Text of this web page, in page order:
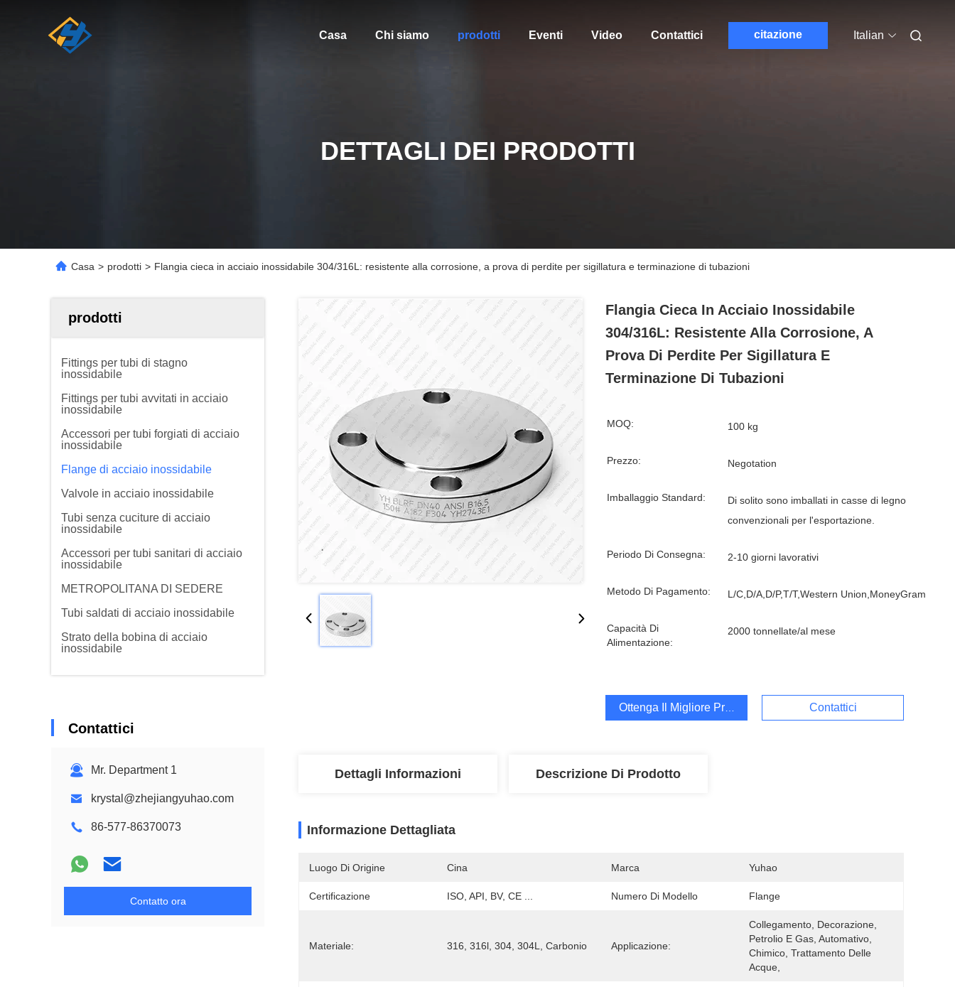
Casa Chi siamo prodotti Eventi Video Contattici citazione Italian
DETTAGLI DEI PRODOTTI
Casa > prodotti > Flangia cieca in acciaio inossidabile 304/316L: resistente alla corrosione, a prova di perdite per sigillatura e terminazione di tubazioni
prodotti
Fittings per tubi di stagno
inossidabile
Fittings per tubi avvitati in acciaio
inossidabile
Accessori per tubi forgiati di acciaio
inossidabile
Flange di acciaio inossidabile
Valvole in acciaio inossidabile
Tubi senza cuciture di acciaio
inossidabile
Accessori per tubi sanitari di acciaio
inossidabile
METROPOLITANA DI SEDERE
Tubi saldati di acciaio inossidabile
Strato della bobina di acciaio
inossidabile
Contattici
Mr. Department 1
krystal@zhejiangyuhao.com
86-577-86370073
Contatto ora
Flangia Cieca In Acciaio Inossidabile
304/316L: Resistente Alla Corrosione, A
Prova Di Perdite Per Sigillatura E
Terminazione Di Tubazioni
MOQ: 100 kg
Prezzo: Negotation
Imballaggio Standard:
Di solito sono imballati in casse di legno
convenzionali per l'esportazione.
Periodo Di Consegna: 2-10 giorni lavorativi
Metodo Di Pagamento: L/C,D/A,D/P,T/T,Western Union,MoneyGram
Capacità Di
Alimentazione:
2000 tonnellate/al mese
Ottenga Il Migliore Prezzo Contattici
Dettagli Informazioni Descrizione Di Prodotto
Informazione Dettagliata
Luogo Di Origine Cina Marca Yuhao
Certificazione ISO, API, BV, CE ... Numero Di Modello Flange
Materiale: 316, 316l, 304, 304L, Carbonio Applicazione:
Collegamento, Decorazione,
Petrolio E Gas, Automativo,
Chimico, Trattamento Delle
Acque,